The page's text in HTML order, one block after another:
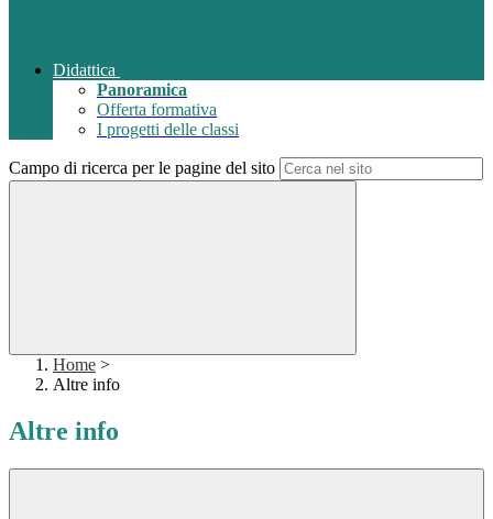
Didattica
Panoramica
Offerta formativa
I progetti delle classi
Campo di ricerca per le pagine del sito
Home >
Altre info
Altre info